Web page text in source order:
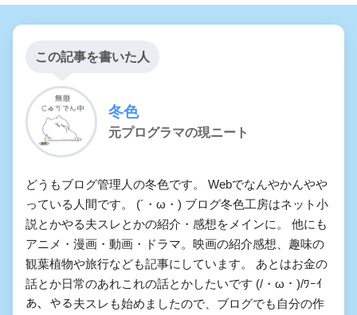
この記事を書いた人
冬色
元プログラマの現ニート
どうもブログ管理人の冬色です。 Webでなんやかんやや
っている人間です。 (´・ω・) ブログ冬色工房はネット小
説とかやる夫スレとかの紹介・感想をメインに。 他にも
アニメ・漫画・動画・ドラマ。映画の紹介感想、趣味の
観葉植物や旅行なども記事にしています。 あとはお金の
話とか日常のあれこれの話とかしたいです (/・ω・)/ﾜｰｲ
あ、やる夫スレも始めましたので、ブログでも自分の作